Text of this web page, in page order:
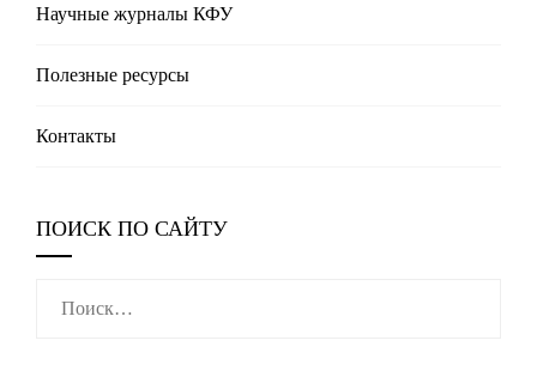
Научные журналы КФУ
Полезные реcурсы
Контакты
ПОИСК ПО САЙТУ